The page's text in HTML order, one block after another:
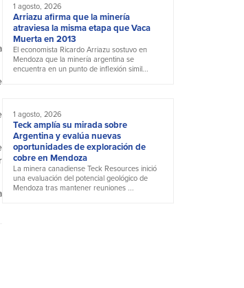
1 agosto, 2026
Arriazu afirma que la minería
atraviesa la misma etapa que Vaca
Muerta en 2013
El economista Ricardo Arriazu sostuvo en
Mendoza que la minería argentina se
encuentra en un punto de inflexión simil...
1 agosto, 2026
Teck amplía su mirada sobre
Argentina y evalúa nuevas
oportunidades de exploración de
cobre en Mendoza
La minera canadiense Teck Resources inició
una evaluación del potencial geológico de
Mendoza tras mantener reuniones ...